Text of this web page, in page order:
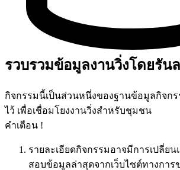
รวบรวมข้อมูลงานวิ่งโดยรัน
กิจกรรมนี้เป็นส่วนหนึ่งของฐานข้อมูลกิจก
ไว้ เพื่อเชื่อมโยงงานวิ่งสำหรับชุมชน
คำเตือน !
รายละเอียดกิจกรรมอาจมีการเปลี่ยน
สอบข้อมูลล่าสุดจากเว็บไซต์ทางกา